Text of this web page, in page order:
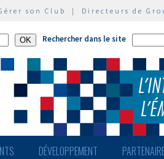
son Club | Directeurs de
Rechercher dans le site
DÉVELOPPEMENT